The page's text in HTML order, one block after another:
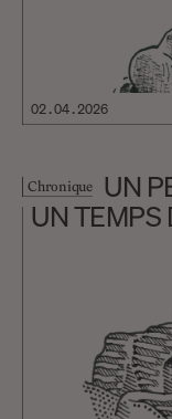
02.04.2026
Chronique
UN
UN TEMPS